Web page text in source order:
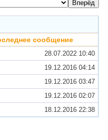
сообщение
28.07.2022 10:40
19.12.2016 04:14
19.12.2016 03:47
19.12.2016 02:07
18.12.2016 22:38